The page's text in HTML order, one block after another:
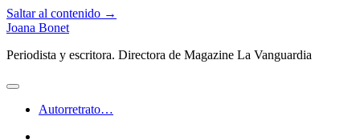
Saltar al contenido →
Joana Bonet
Periodista y escritora. Directora de Magazine La Vanguardia
abrir
Autorretrato…